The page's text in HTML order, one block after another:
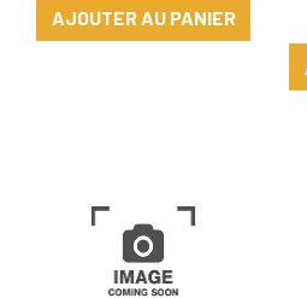
AJOUTER AU PANIER